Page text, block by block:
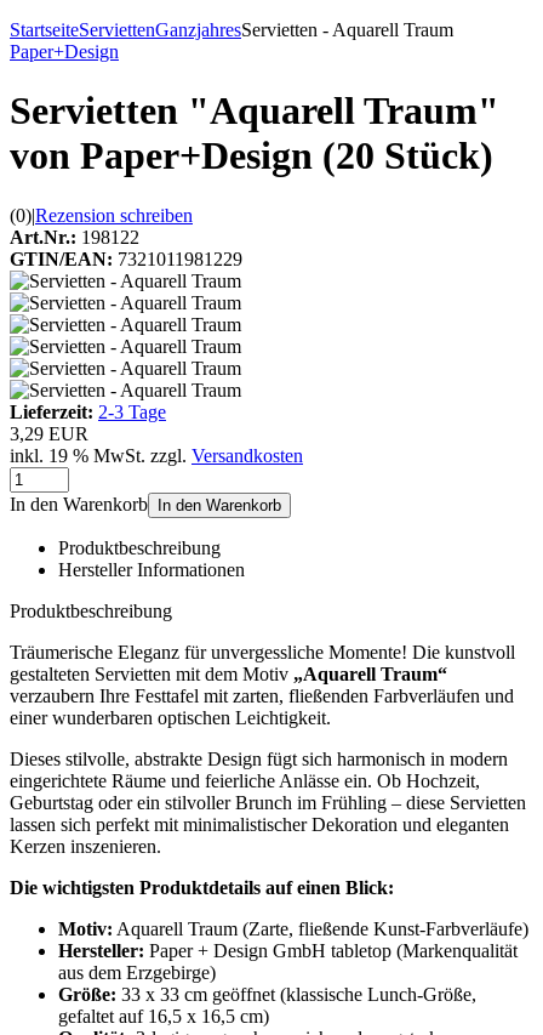
StartseiteServiettenGanzjahresServietten - Aquarell Traum
Paper+Design
Servietten "Aquarell Traum"
von Paper+Design (20 Stück)
(0)|Rezension schreiben
Art.Nr.: 198122
GTIN/EAN: 7321011981229
Lieferzeit: 2-3 Tage
3,29 EUR
inkl. 19 % MwSt. zzgl. Versandkosten
In den Warenkorb In den Warenkorb
Produktbeschreibung
Hersteller Informationen
Produktbeschreibung
Träumerische Eleganz für unvergessliche Momente! Die kunstvoll
gestalteten Servietten mit dem Motiv „Aquarell Traum“
verzaubern Ihre Festtafel mit zarten, fließenden Farbverläufen und
einer wunderbaren optischen Leichtigkeit.
Dieses stilvolle, abstrakte Design fügt sich harmonisch in modern
eingerichtete Räume und feierliche Anlässe ein. Ob Hochzeit,
Geburtstag oder ein stilvoller Brunch im Frühling – diese Servietten
lassen sich perfekt mit minimalistischer Dekoration und eleganten
Kerzen inszenieren.
Die wichtigsten Produktdetails auf einen Blick:
Motiv: Aquarell Traum (Zarte, fließende Kunst-Farbverläufe)
Hersteller: Paper + Design GmbH tabletop (Markenqualität
aus dem Erzgebirge)
Größe: 33 x 33 cm geöffnet (klassische Lunch-Größe,
gefaltet auf 16,5 x 16,5 cm)